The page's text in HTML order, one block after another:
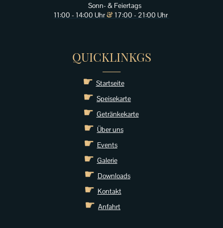
Sonn- & Feiertags
11:00 - 14:00 Uhr& 17:00 - 21:00 Uhr
QUICKLINKGS
☛ Startseite
☛ Speisekarte
☛ Getränkekarte
☛ Über uns
☛ Events
☛ Galerie
☛ Downloads
☛ Kontakt
☛ Anfahrt